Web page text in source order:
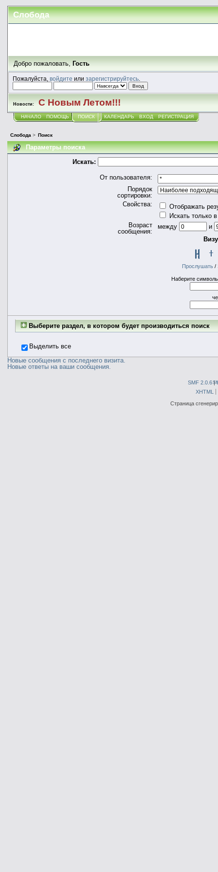
Слобода
Добро пожаловать,Гость
Пожалуйста, войдите или зарегистрируйтесь.
Новости: С Новым Летом!!!
НАЧАЛО ПОМОЩЬ ПОИСК КАЛЕНДАРЬ ВХОД РЕГИСТРАЦИЯ
Слобода > Поиск
Параметры поиска
Искать:
От пользователя:
Порядок
сортировки:
Свойства:
Отображать
Искать только
Возраст
сообщения:
между
и
Прослушать/
Наберите
Выберите раздел, в котором будет производиться поиск
Выделить все
Новые сообщения с последнего визита.
Новые ответы на ваши сообщения.
SMF 2.0.6|
XHTML
Страница